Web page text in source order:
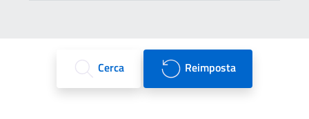
Cerca Reimposta